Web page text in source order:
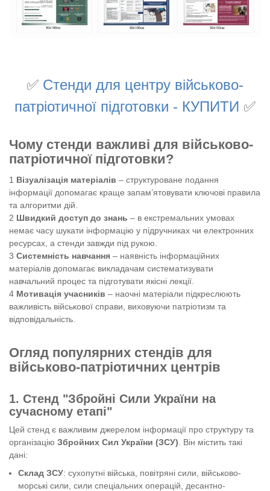
✅ Стенди для центру військово-
патріотичної підготовки - КУПИТИ ✅
Чому стенди важливі для військово-
патріотичної підготовки?
Візуалізація матеріалів – структуроване подання
інформації допомагає краще запам’ятовувати ключові правила
та алгоритми дій.
Швидкий доступ до знань – в екстремальних умовах
немає часу шукати інформацію у підручниках чи електронних
ресурсах, а стенди завжди під рукою.
Системність навчання – наявність інформаційних
матеріалів допомагає викладачам систематизувати
навчальний процес та підготувати якісні лекції.
Мотивація учасників – наочні матеріали підкреслюють
важливість військової справи, виховуючи патріотизм та
відповідальність.
Огляд популярних стендів для
військово-патріотичних центрів
1. Стенд "Збройні Сили України на
сучасному етапі"
Цей стенд є важливим джерелом інформації про структуру та
організацію Збройних Сил України (ЗСУ). Він містить такі
дані:
Склад ЗСУ: сухопутні війська, повітряні сили, військово-
морські сили, сили спеціальних операцій, десантно-